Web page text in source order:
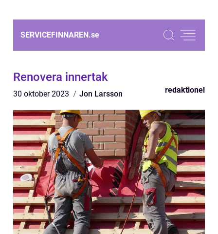
SERVICEFINNAREN.se
Renovera innertak
30 oktober 2023 Jon Larsson redaktionel